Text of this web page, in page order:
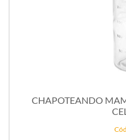
CHAPOTEANDO